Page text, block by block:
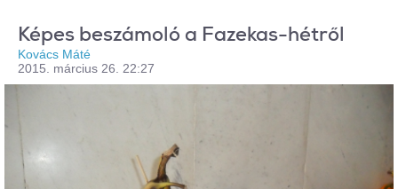
Képes beszámoló a Fazekas-hétről
Kovács Máté
2015. március 26. 22:27